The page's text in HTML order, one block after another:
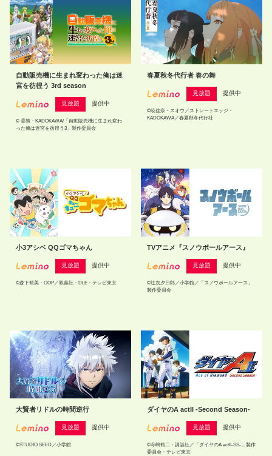
自動販売機に生まれ変わった俺は迷
宮を彷徨う 3rd season
見放題 提供中
© 昼熊・KADOKAWA/「自動販売機に生まれ変わ
った俺は迷宮を彷徨う3」製作委員会
春夏秋冬代行者 春の舞
見放題 提供中
©暁佳奈・スオウ／ストレートエッジ・
KADOKAWA／春夏秋冬代行社
小3アシベ QQゴマちゃん
見放題 提供中
©森下裕美・OOP／双葉社・DLE・テレビ東京
TVアニメ『スノウボールアース』
見放題 提供中
©辻次夕日郎／小学館／「スノウボールアース」
製作委員会
大賢者リドルの時間逆行
見放題 提供中
©STUDIO SEED／小学館
ダイヤのA actII -Second Season-
見放題 提供中
©寺嶋裕二・講談社／「ダイヤのA actII‐SS‐」製作
委員会・テレビ東京